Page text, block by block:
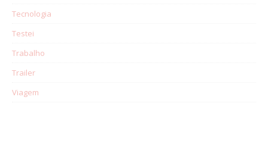
Tecnologia
Testei
Trabalho
Trailer
Viagem